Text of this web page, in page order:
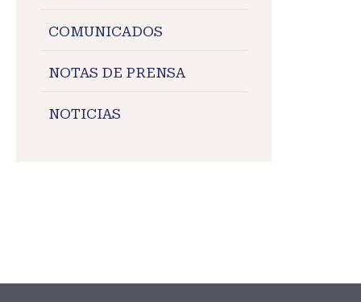
COMUNICADOS
NOTAS DE PRENSA
NOTICIAS